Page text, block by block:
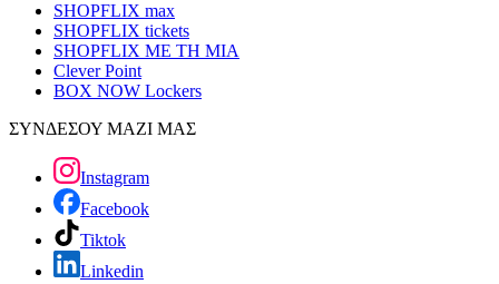
SHOPFLIX max
SHOPFLIX tickets
SHOPFLIX ΜΕ ΤΗ ΜΙΑ
Clever Point
BOX NOW Lockers
ΣΥΝΔΕΣΟΥ ΜΑΖΙ ΜΑΣ
Instagram
Facebook
Tiktok
Linkedin